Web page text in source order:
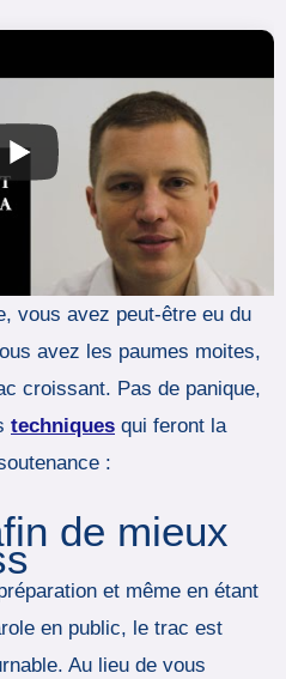
vous avez peut-être eu du
avez les paumes moites,
croissant. Pas de panique,
techniques qui feront la
:
de mieux
et même en étant
en public, le trac est
Au lieu de vous